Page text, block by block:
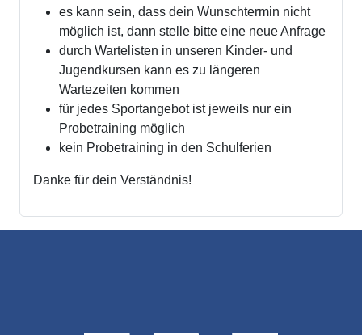
es kann sein, dass dein Wunschtermin nicht
möglich ist, dann stelle bitte eine neue Anfrage
durch Wartelisten in unseren Kinder- und
Jugendkursen kann es zu längeren
Wartezeiten kommen
für jedes Sportangebot ist jeweils nur ein
Probetraining möglich
kein Probetraining in den Schulferien
Danke für dein Verständnis!